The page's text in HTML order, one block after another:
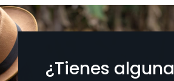
¿Tienes alguna